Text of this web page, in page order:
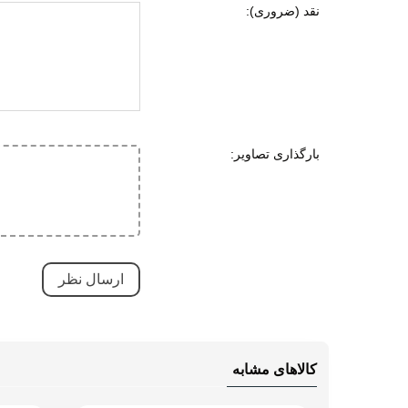
آج
نقد (ضروری):
بارگذاری تصاویر:
کالاهای مشابه